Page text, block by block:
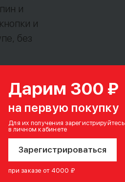
Дарим 300 ₽
на первую покупку
Для их получения зарегистрируйтесь
в личном кабинете
Зарегистрироваться
при заказе от 4000 ₽
и
и
без